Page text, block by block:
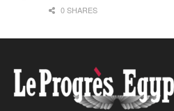
0 SHARES